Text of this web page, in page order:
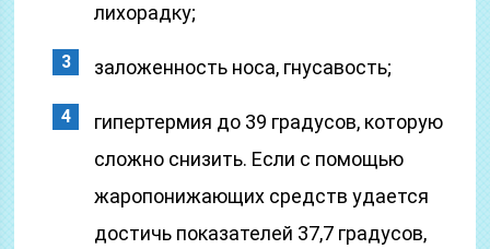
лихорадку;
заложенность носа, гнусавость;
гипертермия до 39 градусов, которую
сложно снизить. Если с помощью
жаропонижающих средств удается
достичь показателей 37,7 градусов,